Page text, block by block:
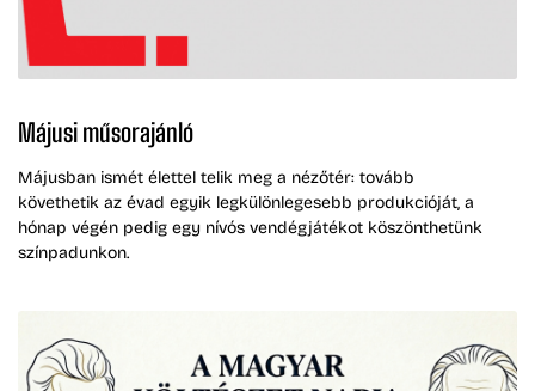
Májusi műsorajánló
Májusban ismét élettel telik meg a nézőtér: tovább
követhetik az évad egyik legkülönlegesebb produkcióját, a
hónap végén pedig egy nívós vendégjátékot köszönthetünk
színpadunkon.